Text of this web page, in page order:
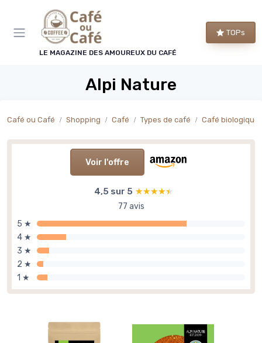
LE MAGAZINE DES AMOUREUX DU CAFÉ
TOPs
Alpi Nature
Café ou Café Shopping Café Types de café Café biologique
Voir l'offre
4,5 sur 5 ★★★★★
★★★★★
77 avis
5 ★
4 ★
3 ★
2 ★
1 ★
Panneau de gestion des cookies